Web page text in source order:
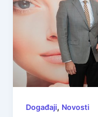
Događaji, Novosti